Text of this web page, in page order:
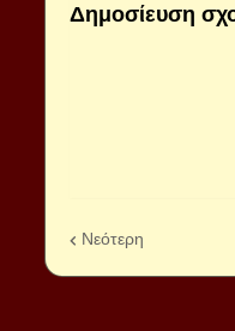
Δημοσίευση
Νεότερη